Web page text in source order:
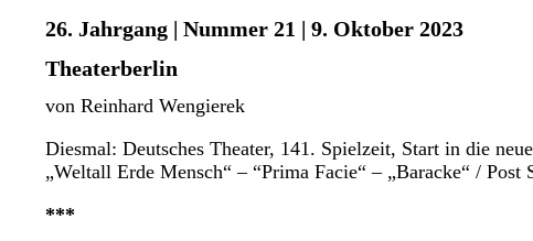
26. Jahrgang | Nummer 21 | 9. Oktober 2023
Theaterberlin
von Reinhard Wengierek
Diesmal: Deutsches Theater, 141. Spielzeit, Start in die
„Weltall Erde Mensch“ – “Prima Facie“ – „Baracke“ /
***